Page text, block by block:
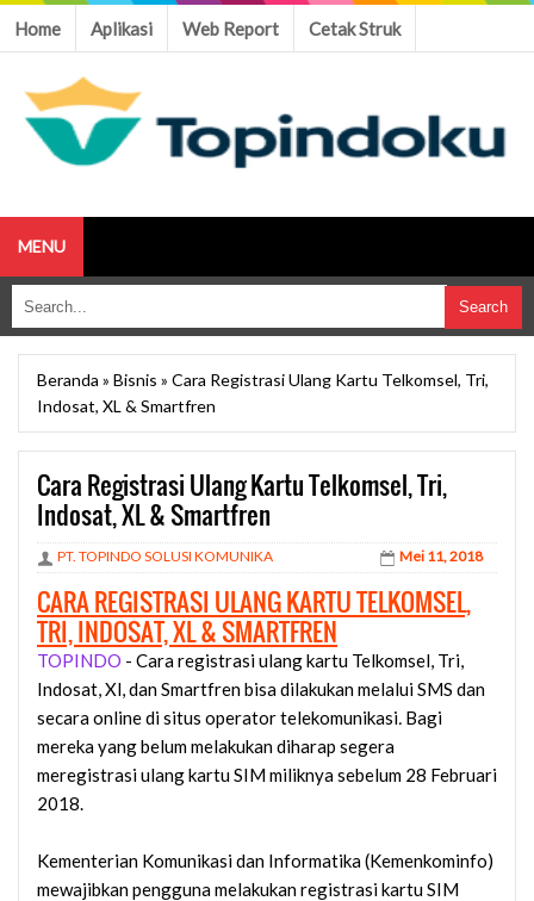
Home Aplikasi Web Report Cetak Struk
MENU
Beranda » Bisnis » Cara Registrasi Ulang Kartu Telkomsel, Tri,
Indosat, XL & Smartfren
Cara Registrasi Ulang Kartu Telkomsel, Tri,
Indosat, XL & Smartfren
PT. TOPINDO SOLUSI KOMUNIKA Mei 11, 2018
CARA REGISTRASI ULANG KARTU TELKOMSEL,
TRI, INDOSAT, XL & SMARTFREN
TOPINDO - Cara registrasi ulang kartu Telkomsel, Tri,
Indosat, Xl, dan Smartfren bisa dilakukan melalui SMS dan
secara online di situs operator telekomunikasi. Bagi
mereka yang belum melakukan diharap segera
meregistrasi ulang kartu SIM miliknya sebelum 28 Februari
2018.
Kementerian Komunikasi dan Informatika (Kemenkominfo)
mewajibkan pengguna melakukan registrasi kartu SIM